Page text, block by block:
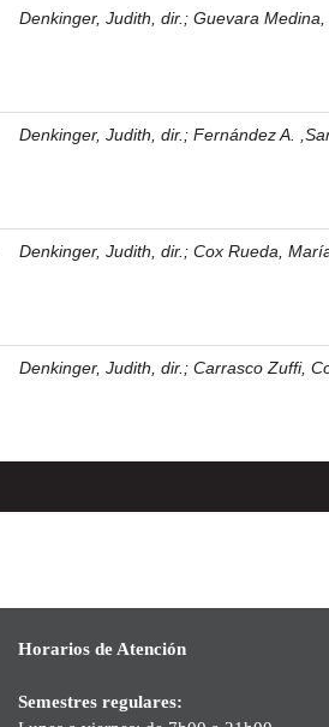
Denkinger, Judith, dir. ; Guevara
Denkinger, Judith, dir. ; Fernández A.
Denkinger, Judith, dir. ; Cox Rueda,
Denkinger, Judith, dir. ; Carrasco Zuffi,
Horarios de Atención
Semestres regulares: